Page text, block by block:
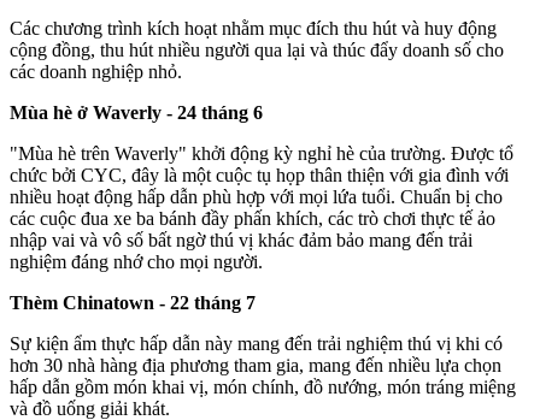
Các chương trình kích hoạt nhằm mục đích thu hút và huy động
cộng đồng, thu hút nhiều người qua lại và thúc đẩy doanh số cho
các doanh nghiệp nhỏ.
Mùa hè ở Waverly - 24 tháng 6
"Mùa hè trên Waverly" khởi động kỳ nghỉ hè của trường. Được tổ
chức bởi CYC, đây là một cuộc tụ họp thân thiện với gia đình với
nhiều hoạt động hấp dẫn phù hợp với mọi lứa tuổi. Chuẩn bị cho
các cuộc đua xe ba bánh đầy phấn khích, các trò chơi thực tế ảo
nhập vai và vô số bất ngờ thú vị khác đảm bảo mang đến trải
nghiệm đáng nhớ cho mọi người.
Thèm Chinatown - 22 tháng 7
Sự kiện ẩm thực hấp dẫn này mang đến trải nghiệm thú vị khi có
hơn 30 nhà hàng địa phương tham gia, mang đến nhiều lựa chọn
hấp dẫn gồm món khai vị, món chính, đồ nướng, món tráng miệng
và đồ uống giải khát.